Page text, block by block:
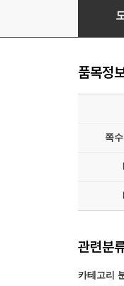
생초보
품목정
쪽
관련분
카테고리